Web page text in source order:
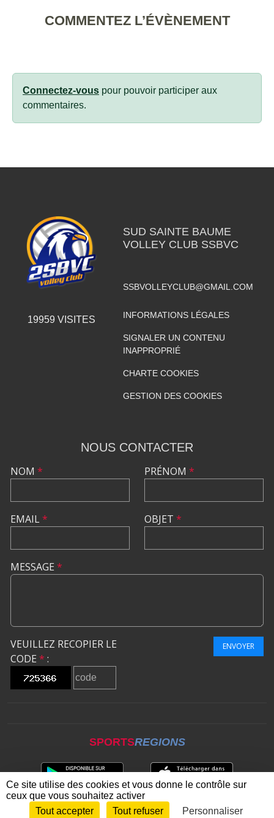
COMMENTEZ L’ÉVÈNEMENT
Connectez-vous pour pouvoir participer aux
commentaires.
19959 VISITES
SUD SAINTE BAUME
VOLLEY CLUB SSBVC
SSBVOLLEYCLUB@GMAIL.COM
INFORMATIONS LÉGALES
SIGNALER UN CONTENU
INAPPROPRIÉ
CHARTE COOKIES
GESTION DES COOKIES
NOUS CONTACTER
NOM *
EMAIL*
PRÉNOM *
OBJET *
MESSAGE *
VEUILLEZ RECOPIER LE
CODE * :
ENVOYER
SPORTSREGIONS
Envie de participer ? CONNEXION
Ce site utilise des cookies et vous donne le contrôle sur
ceux que vous souhaitez activer
Tout accepter
Tout refuser Personnaliser